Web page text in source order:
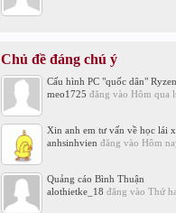
Chủ đề đáng chú ý
Cấu hình PC "quốc dân"
meo1725 đăng vào Hôm qua
Xin anh em tư vấn về học lái
anhsinhvien đăng vào Hôm
Quảng cáo Bình Thuận
alothietke_18 đăng vào Thứ